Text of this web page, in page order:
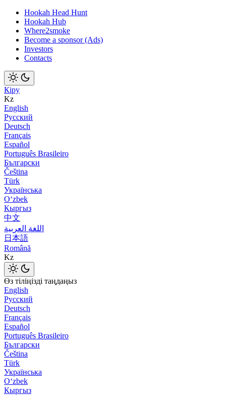
Hookah Head Hunt
Hookah Hub
Where2smoke
Become a sponsor (Ads)
Investors
Contacts
Кіру
Kz
English
Русский
Deutsch
Français
Español
Português Brasileiro
Български
Čeština
Türk
Українська
Оʻzbek
Кыргыз
中文
اللغة العربية
日本語
Română
Kz
Өз тіліңізді таңдаңыз
English
Русский
Deutsch
Français
Español
Português Brasileiro
Български
Čeština
Türk
Українська
Оʻzbek
Кыргыз